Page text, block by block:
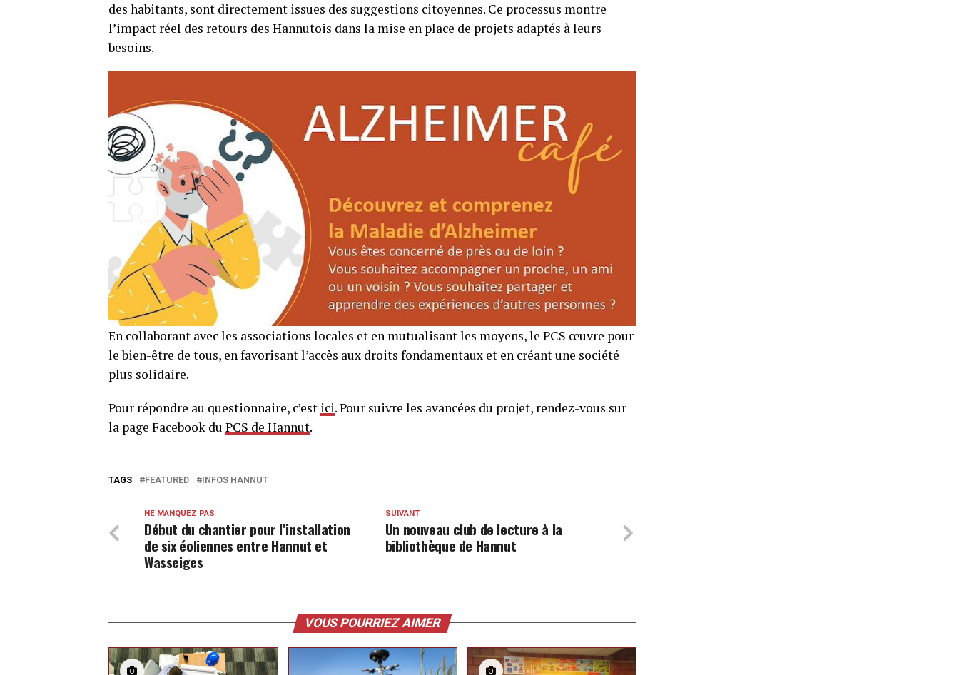
des habitants, sont directement issues des suggestions citoyennes. Ce processus montre
l’impact réel des retours des Hannutois dans la mise en place de projets adaptés à leurs
besoins.
En collaborant avec les associations locales et en mutualisant les moyens, le PCS œuvre pour
le bien-être de tous, en favorisant l’accès aux droits fondamentaux et en créant une société
plus solidaire.
Pour répondre au questionnaire, c’est ici. Pour suivre les avancées du projet, rendez-vous sur
la page Facebook du PCS de Hannut.
TAGS FEATURED INFOS HANNUT
SUIVANT
Un nouveau club de lecture à la
bibliothèque de Hannut
NE MANQUEZ PAS
Début du chantier pour l’installation
de six éoliennes entre Hannut et
Wasseiges
VOUS POURRIEZ AIMER